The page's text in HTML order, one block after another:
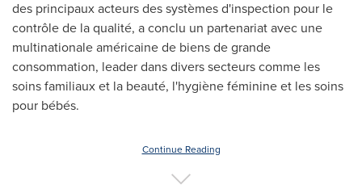
des principaux acteurs des systèmes d'inspection pour le
contrôle de la qualité, a conclu un partenariat avec une
multinationale américaine de biens de grande
consommation, leader dans divers secteurs comme les
soins familiaux et la beauté, l'hygiène féminine et les soins
pour bébés.
Continue Reading